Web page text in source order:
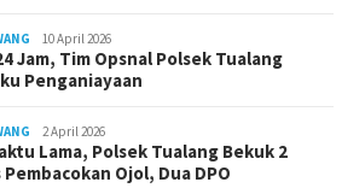
10 April 2026
Jam, Tim Opsnal Polsek Tualang
Penganiayaan
2 April 2026
Lama, Polsek Tualang Bekuk 2
Ojol, Dua DPO